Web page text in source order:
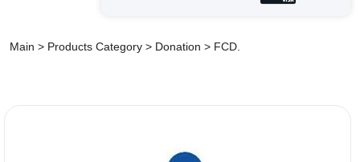
Main > Products Category > Donation > FCD.